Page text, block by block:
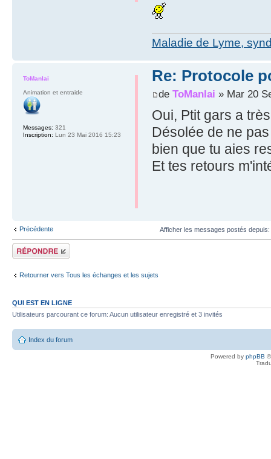
Maladie de Lyme,
Re: Protocole
de ToManlai » Mar 20
Oui, Ptit gars a
Désolée de ne
bien que tu aies
Et tes retours
ToManlai
Animation et entraide
Messages: 321
Inscription: Lun 23 Mai 2016 15:23
Précédente Afficher les messages postés depuis:
Répondre
Retourner vers Tous les échanges et les sujets
QUI EST EN LIGNE
Utilisateurs parcourant ce forum: Aucun utilisateur enregistré et 3 invités
Index du forum
Powered by phpBB